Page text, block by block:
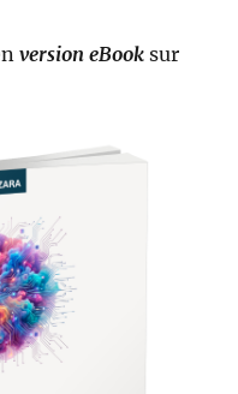
version eBooksur